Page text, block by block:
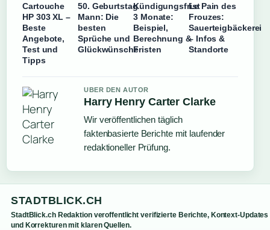
Cartouche
HP 303 XL –
Beste
Angebote,
Test und
Tipps
50. Geburtstag
Mann: Die
besten
Sprüche und
Glückwünsche
Kündigungsfrist
3 Monate:
Beispiel,
Berechnung &
Fristen
Le Pain des
Frouzes:
Sauerteigbäckerei
– Infos &
Standorte
UBER DEN AUTOR
Harry Henry Carter Clarke
Wir veröffentlichen täglich
faktenbasierte Berichte mit laufender
redaktioneller Prüfung.
STADTBLICK.CH
StadtBlick.ch Redaktion veroffentlicht verifizierte Berichte, Kontext-Updates
und Korrekturen mit klaren Quellen.